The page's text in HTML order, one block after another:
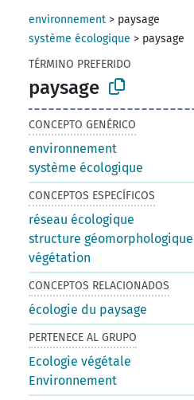
environnement > paysage
système écologique > paysage
TÉRMINO PREFERIDO
paysage
CONCEPTO GENÉRICO
environnement
système écologique
CONCEPTOS ESPECÍFICOS
réseau écologique
structure géomorphologique
végétation
CONCEPTOS RELACIONADOS
écologie du paysage
PERTENECE AL GRUPO
Ecologie végétale
Environnement